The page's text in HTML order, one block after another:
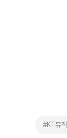
#KT뮤직